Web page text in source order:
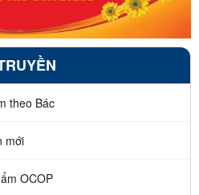
theo Bác
mới
OCOP